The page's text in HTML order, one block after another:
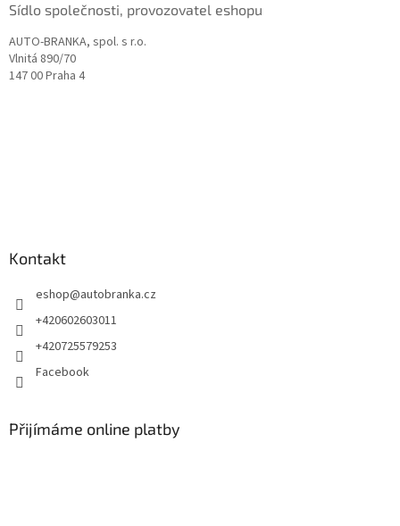
Sídlo společnosti, provozovatel eshopu
AUTO-BRANKA, spol. s r.o.
Vlnitá 890/70
147 00 Praha 4
Kontakt
eshop@autobranka.cz
+420602603011
+420725579253
Facebook
Přijímáme online platby